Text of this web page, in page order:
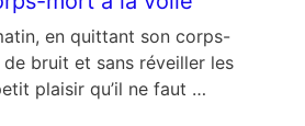
en quittant son corps-
bruit et sans réveiller les
plaisir qu’il ne faut …